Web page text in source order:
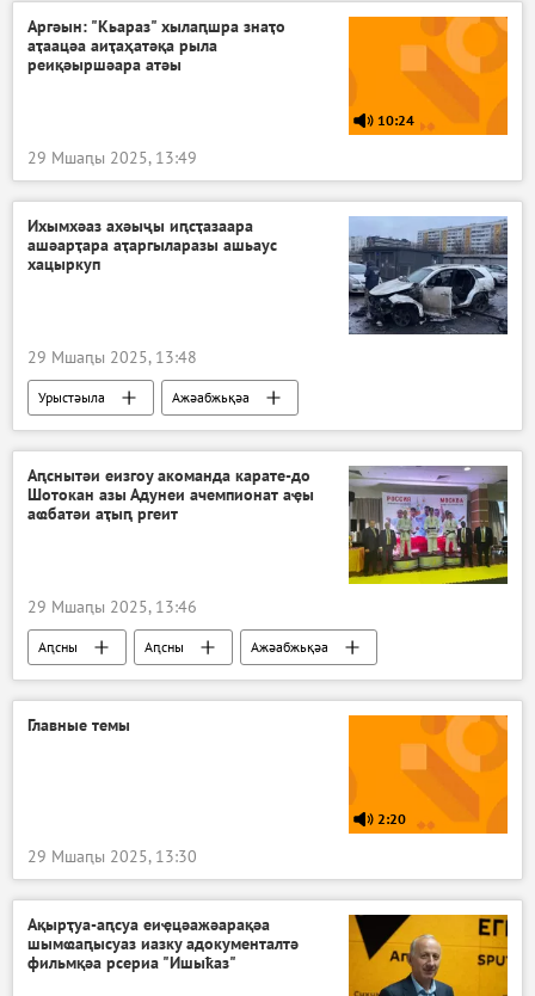
Аргәын: "Кьараз" хылаԥшра знаҭо
аҭаацәа аиҭаҳатәқа рыла
реиқәыршәара атәы
10:24
29 Мшаԥы 2025, 13:49
Ихымхәаз ахәыҷы иԥсҭазаара
ашәарҭара аҭаргыларазы ашьаус
хацыркуп
29 Мшаԥы 2025, 13:48
Урыстәыла Ажәабжьқәа
Аԥснытәи еизгоу акоманда карате-до
Шотокан азы Адунеи ачемпионат аҿы
аҩбатәи аҭыԥ ргеит
29 Мшаԥы 2025, 13:46
Аԥсны Аԥсны
Ажәабжьқәа
Аспорт
Главные темы
2:20
29 Мшаԥы 2025, 13:30
Ақырҭуа-аԥсуа еиҿцәажәарақәа
шымҩаԥысуаз иазку адокументалтә
фильмқәа рсериа "Ишыҟаз"